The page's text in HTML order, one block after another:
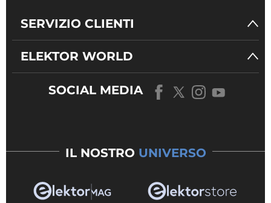
der Platine verbunden. Die Verbindung sollte mit
gleich langen und dicken Kabel zu den Buchsen
erfolgen.
zeigt den positiven Strom in blau und den
negativen in gelb eines symmetrischen
erhältlich.
alfred_rosenkraenzer@gmx.de
SERVIZIO CLIENTI
ELEKTOR WORLD
SOCIAL MEDIA
IL NOSTRO UNIVERSO